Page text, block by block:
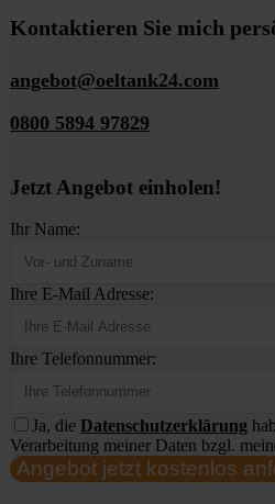
Kontaktieren Sie mich
angebot@oeltank24.com
0800 5894 97829
Jetzt Angebot einholen!
Ihr Name:
Ihre E-Mail Adresse:
Ihre Telefonnummer:
Ja, die Datenschutzerklärung
Verarbeitung meiner Daten bzgl.
Angebot jetzt kostenlos